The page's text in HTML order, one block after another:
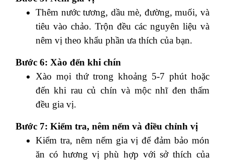
Thêm nước tương, dầu mè, đường, muối, và
tiêu vào chảo. Trộn đều các nguyên liệu và
nêm vị theo khẩu phần ưa thích của bạn.
Bước 6: Xào đến khi chín
Xào mọi thứ trong khoảng 5-7 phút hoặc
đến khi rau củ chín và mộc nhĩ đen thấm
đều gia vị.
Bước 7: Kiểm tra, nêm nếm và điều chỉnh vị
Kiểm tra, nêm nếm gia vị để đảm bảo món
ăn có hương vị phù hợp với sở thích của